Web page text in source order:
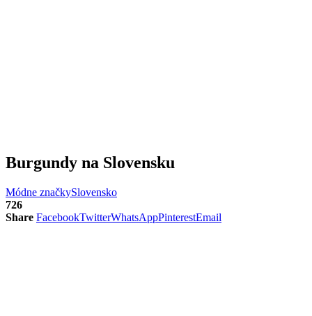
Burgundy na Slovensku
Módne značkySlovensko
726
Share FacebookTwitterWhatsAppPinterestEmail